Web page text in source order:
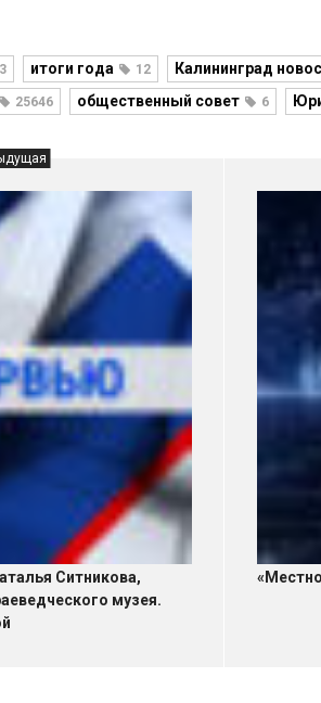
итоги года 12 Калининград
25646 общественный совет 6
Ситникова,
музея.